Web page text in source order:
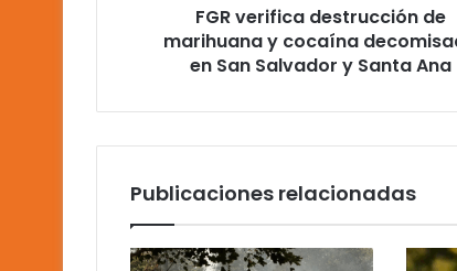
Salvador
FGR verifica destrucción de
marihuana y cocaína
en San Salvador y Santa Ana
Publicaciones relacionadas